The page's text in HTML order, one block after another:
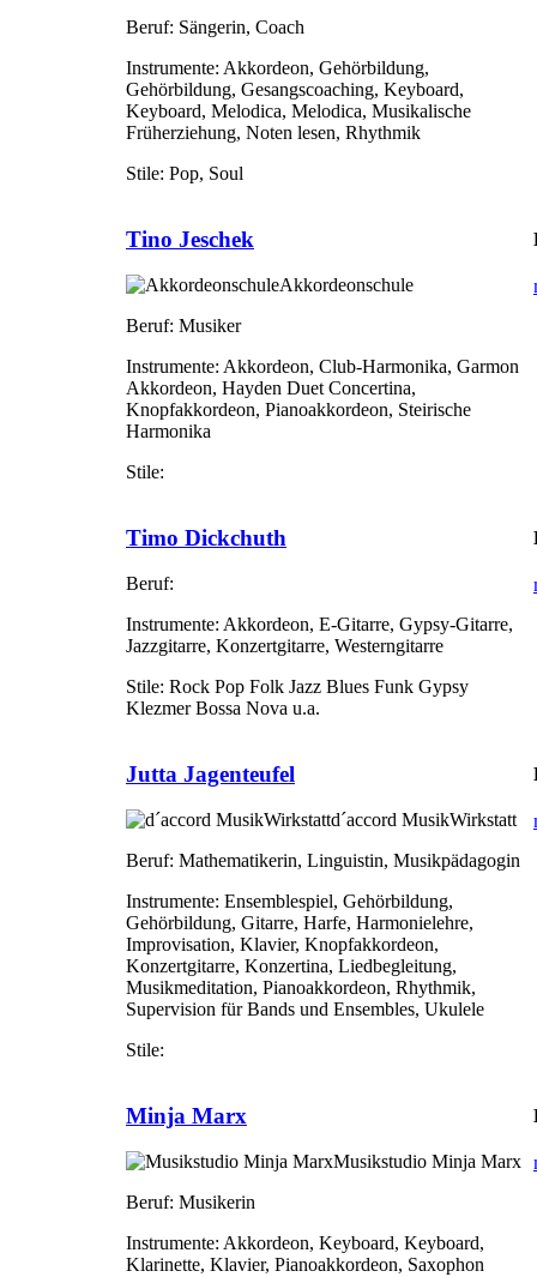
Beruf: Sängerin, Coach
Instrumente: Akkordeon, Gehörbildung,
Gehörbildung, Gesangscoaching, Keyboard,
Keyboard, Melodica, Melodica, Musikalische
Früherziehung, Noten lesen, Rhythmik
Stile: Pop, Soul
Tino Jeschek
Akkordeonschule
Beruf: Musiker
Instrumente: Akkordeon, Club-Harmonika, Garmon
Akkordeon, Hayden Duet Concertina,
Knopfakkordeon, Pianoakkordeon, Steirische
Harmonika
Stile:
Timo Dickchuth
Beruf:
Instrumente: Akkordeon, E-Gitarre, Gypsy-Gitarre,
Jazzgitarre, Konzertgitarre, Westerngitarre
Stile: Rock Pop Folk Jazz Blues Funk Gypsy
Klezmer Bossa Nova u.a.
Jutta Jagenteufel
d´accord MusikWirkstatt
Beruf: Mathematikerin, Linguistin, Musikpädagogin
Instrumente: Ensemblespiel, Gehörbildung,
Gehörbildung, Gitarre, Harfe, Harmonielehre,
Improvisation, Klavier, Knopfakkordeon,
Konzertgitarre, Konzertina, Liedbegleitung,
Musikmeditation, Pianoakkordeon, Rhythmik,
Supervision für Bands und Ensembles, Ukulele
Stile:
Minja Marx
Musikstudio Minja Marx
Beruf: Musikerin
Instrumente: Akkordeon, Keyboard, Keyboard,
Klarinette, Klavier, Pianoakkordeon, Saxophon